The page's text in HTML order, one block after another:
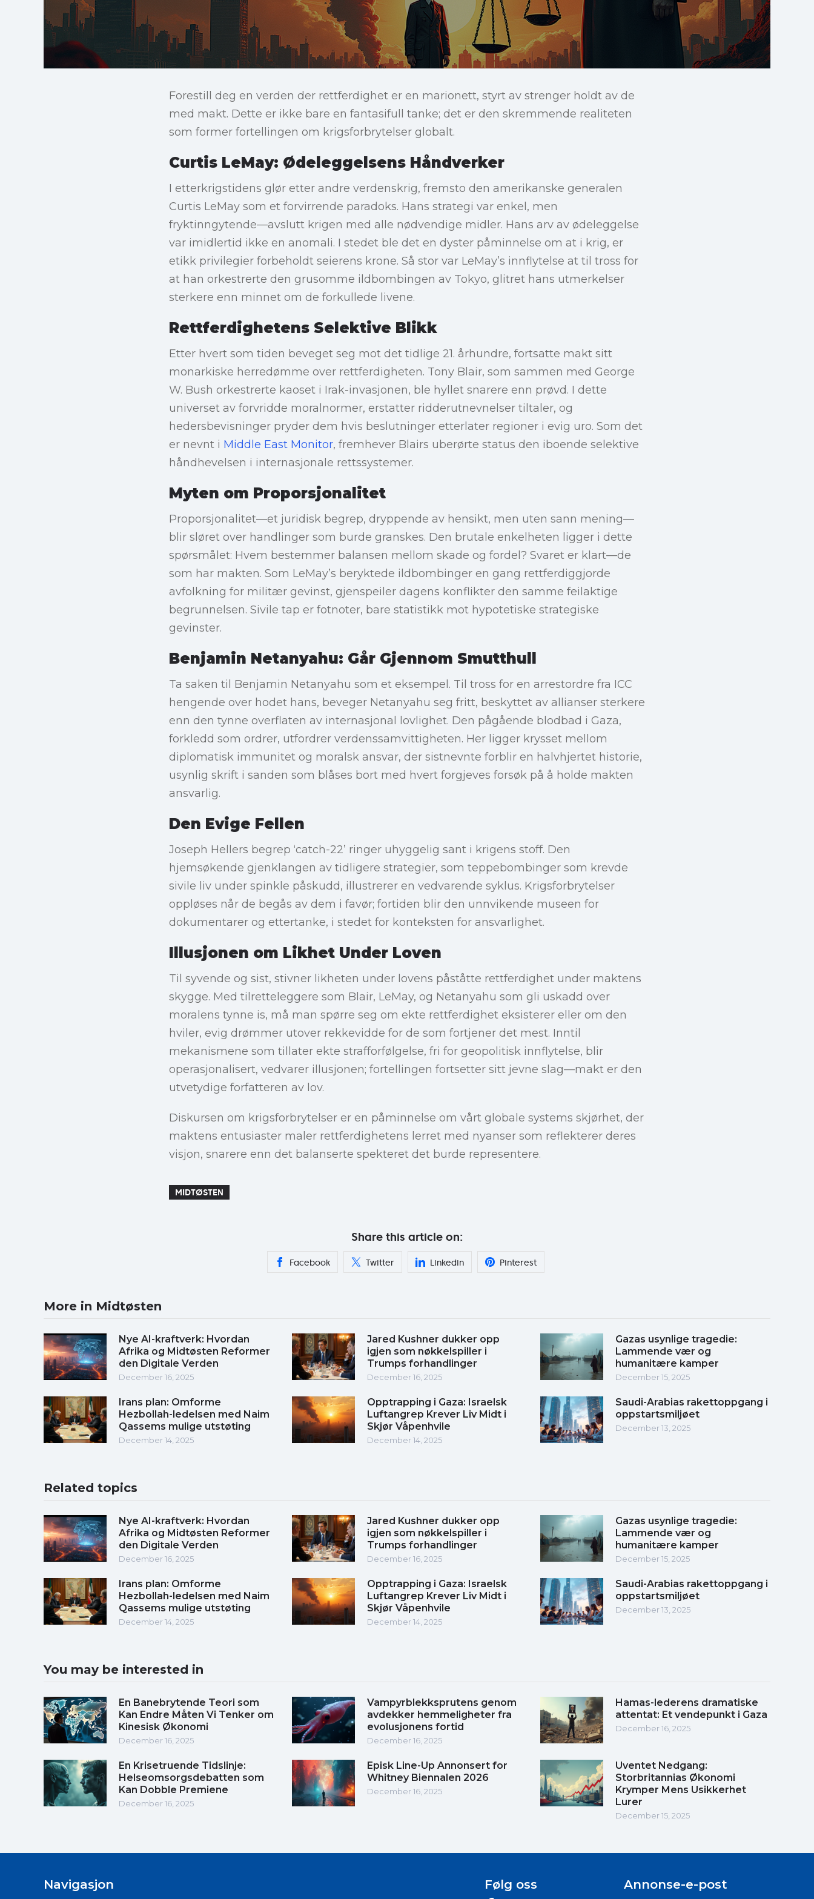
Forestill deg en verden der rettferdighet er en marionett, styrt av strenger holdt av de
med makt. Dette er ikke bare en fantasifull tanke; det er den skremmende realiteten
som former fortellingen om krigsforbrytelser globalt.
Curtis LeMay: Ødeleggelsens Håndverker
I etterkrigstidens glør etter andre verdenskrig, fremsto den amerikanske generalen
Curtis LeMay som et forvirrende paradoks. Hans strategi var enkel, men
fryktinngytende—avslutt krigen med alle nødvendige midler. Hans arv av ødeleggelse
var imidlertid ikke en anomali. I stedet ble det en dyster påminnelse om at i krig, er
etikk privilegier forbeholdt seierens krone. Så stor var LeMay’s innflytelse at til tross for
at han orkestrerte den grusomme ildbombingen av Tokyo, glitret hans utmerkelser
sterkere enn minnet om de forkullede livene.
Rettferdighetens Selektive Blikk
Etter hvert som tiden beveget seg mot det tidlige 21. århundre, fortsatte makt sitt
monarkiske herredømme over rettferdigheten. Tony Blair, som sammen med George
W. Bush orkestrerte kaoset i Irak-invasjonen, ble hyllet snarere enn prøvd. I dette
universet av forvridde moralnormer, erstatter ridderutnevnelser tiltaler, og
hedersbevisninger pryder dem hvis beslutninger etterlater regioner i evig uro. Som det
er nevnt i Middle East Monitor, fremhever Blairs uberørte status den iboende selektive
håndhevelsen i internasjonale rettssystemer.
Myten om Proporsjonalitet
Proporsjonalitet—et juridisk begrep, dryppende av hensikt, men uten sann mening—
blir sløret over handlinger som burde granskes. Den brutale enkelheten ligger i dette
spørsmålet: Hvem bestemmer balansen mellom skade og fordel? Svaret er klart—de
som har makten. Som LeMay’s beryktede ildbombinger en gang rettferdiggjorde
avfolkning for militær gevinst, gjenspeiler dagens konflikter den samme feilaktige
begrunnelsen. Sivile tap er fotnoter, bare statistikk mot hypotetiske strategiske
gevinster.
Benjamin Netanyahu: Går Gjennom Smutthull
Ta saken til Benjamin Netanyahu som et eksempel. Til tross for en arrestordre fra ICC
hengende over hodet hans, beveger Netanyahu seg fritt, beskyttet av allianser sterkere
enn den tynne overflaten av internasjonal lovlighet. Den pågående blodbad i Gaza,
forkledd som ordrer, utfordrer verdenssamvittigheten. Her ligger krysset mellom
diplomatisk immunitet og moralsk ansvar, der sistnevnte forblir en halvhjertet historie,
usynlig skrift i sanden som blåses bort med hvert forgjeves forsøk på å holde makten
ansvarlig.
Den Evige Fellen
Joseph Hellers begrep ‘catch-22’ ringer uhyggelig sant i krigens stoff. Den
hjemsøkende gjenklangen av tidligere strategier, som teppebombinger som krevde
sivile liv under spinkle påskudd, illustrerer en vedvarende syklus. Krigsforbrytelser
oppløses når de begås av dem i favør; fortiden blir den unnvikende museen for
dokumentarer og ettertanke, i stedet for konteksten for ansvarlighet.
Illusjonen om Likhet Under Loven
Til syvende og sist, stivner likheten under lovens påståtte rettferdighet under maktens
skygge. Med tilretteleggere som Blair, LeMay, og Netanyahu som gli uskadd over
moralens tynne is, må man spørre seg om ekte rettferdighet eksisterer eller om den
hviler, evig drømmer utover rekkevidde for de som fortjener det mest. Inntil
mekanismene som tillater ekte strafforfølgelse, fri for geopolitisk innflytelse, blir
operasjonalisert, vedvarer illusjonen; fortellingen fortsetter sitt jevne slag—makt er den
utvetydige forfatteren av lov.
Diskursen om krigsforbrytelser er en påminnelse om vårt globale systems skjørhet, der
maktens entusiaster maler rettferdighetens lerret med nyanser som reflekterer deres
visjon, snarere enn det balanserte spekteret det burde representere.
MIDTØSTEN
Share this article on:
Facebook Twitter Linkedin Pinterest
More in Midtøsten
Nye AI-kraftverk: Hvordan
Afrika og Midtøsten Reformer
den Digitale Verden
December 16, 2025
Jared Kushner dukker opp
igjen som nøkkelspiller i
Trumps forhandlinger
December 16, 2025
Gazas usynlige tragedie:
Lammende vær og
humanitære kamper
December 15, 2025
Irans plan: Omforme
Hezbollah-ledelsen med Naim
Qassems mulige utstøting
December 14, 2025
Opptrapping i Gaza: Israelsk
Luftangrep Krever Liv Midt i
Skjør Våpenhvile
December 14, 2025
Saudi-Arabias rakettoppgang i
oppstartsmiljøet
December 13, 2025
Related topics
Nye AI-kraftverk: Hvordan
Afrika og Midtøsten Reformer
den Digitale Verden
December 16, 2025
Jared Kushner dukker opp
igjen som nøkkelspiller i
Trumps forhandlinger
December 16, 2025
Gazas usynlige tragedie:
Lammende vær og
humanitære kamper
December 15, 2025
Irans plan: Omforme
Hezbollah-ledelsen med Naim
Qassems mulige utstøting
December 14, 2025
Opptrapping i Gaza: Israelsk
Luftangrep Krever Liv Midt i
Skjør Våpenhvile
December 14, 2025
Saudi-Arabias rakettoppgang i
oppstartsmiljøet
December 13, 2025
You may be interested in
En Banebrytende Teori som
Kan Endre Måten Vi Tenker om
Kinesisk Økonomi
December 16, 2025
Vampyrblekksprutens genom
avdekker hemmeligheter fra
evolusjonens fortid
December 16, 2025
Hamas-lederens dramatiske
attentat: Et vendepunkt i Gaza
December 16, 2025
En Krisetruende Tidslinje:
Helseomsorgsdebatten som
Kan Dobble Premiene
December 16, 2025
Episk Line-Up Annonsert for
Whitney Biennalen 2026
December 16, 2025
Uventet Nedgang:
Storbritannias Økonomi
Krymper Mens Usikkerhet
Lurer
December 15, 2025
Navigasjon Følg oss Annonse-e-post